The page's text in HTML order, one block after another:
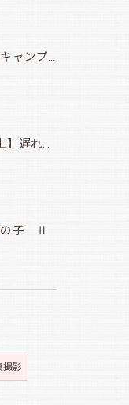
【那珂アーバンキャンプフィールド】
【マグゴル3期生】遅ればせながら
の子 Ⅱ
撮影